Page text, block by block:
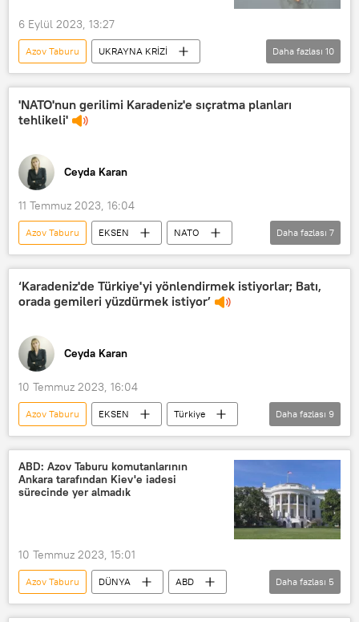
6 Eylül 2023, 13:27
Azov Taburu
UKRAYNA KRİZİ
Rus savaş uçağı
Ukrayna
Azov
Zaporojye
imha
Donetsk
Vladimir Rogov
Daha fazlası 10
'NATO'nun gerilimi Karadeniz'e sıçratma planları
tehlikeli'
Ceyda Karan
11 Temmuz 2023, 16:04
Azov Taburu EKSEN
NATO
Rusya
Türkiye
Ukrayna
Avrupa Birliği
F-16
Jens Stoltenberg
RADYO
Daha fazlası 7
‘Karadeniz'de Türkiye'yi yönlendirmek istiyorlar; Batı,
orada gemileri yüzdürmek istiyor’
Ceyda Karan
10 Temmuz 2023, 16:04
Azov Taburu EKSEN
Türkiye
İsmail Hakkı Pekin
NATO
İsveç
ABD
Rusya
Ukrayna
Vladimir Zelenskiy
Daha fazlası 9
ABD: Azov Taburu komutanlarının
Ankara tarafından Kiev'e iadesi
sürecinde yer almadık
10 Temmuz 2023, 15:01
Azov Taburu DÜNYA
ABD
Azov
Azov taburu
Türkiye
Daha fazlası 5